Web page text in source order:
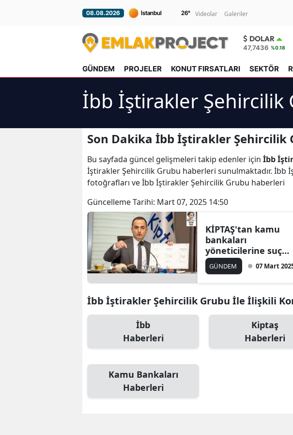
08.08.2026 26° Videolar Galeriler
DOLAR
47,7436 %0.18
GÜNDEM PROJELER KONUT FIRSATLARI SEKTÖR
İbb İştirakler Şehircilik
Son Dakika İbb İştirakler Şehircilik
Bu sayfada güncel gelişmeleri takip edenler için İbb
İştirakler Şehircilik Grubu haberleri sunulmaktadır. İbb
fotoğrafları ve İbb İştirakler Şehircilik Grubu haberleri
Güncelleme Tarihi: Mart 07, 2025 14:50
KİPTAŞ'tan kamu
bankaları
yöneticilerine suç
duyurusu
GÜNDEM 07 Mart
İbb İştirakler Şehircilik Grubu İle İlişkili
İbb
Haberleri
Kiptaş
Haberleri
Kamu Bankaları
Haberleri